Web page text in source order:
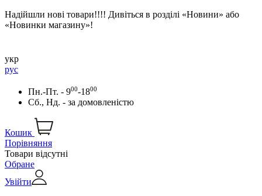
Надійшли нові товари!!!! Дивіться в розділі «Новини» або
«Новинки магазину»!
укр
рус
Пн.-Пт. - 900-1800
Сб., Нд. - за домовленістю
Кошик
Порівняння
Товари відсутні
Обране
Увійти